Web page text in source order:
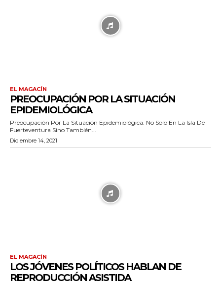
EL MAGACÍN
PREOCUPACIÓN POR LA SITUACIÓN
EPIDEMIOLÓGICA
Preocupación Por La Situación Epidemiológica. No Solo En La Isla De
Fuerteventura Sino También...
Diciembre 14, 2021
EL MAGACÍN
LOS JÓVENES POLÍTICOS HABLAN DE
REPRODUCCIÓN ASISTIDA